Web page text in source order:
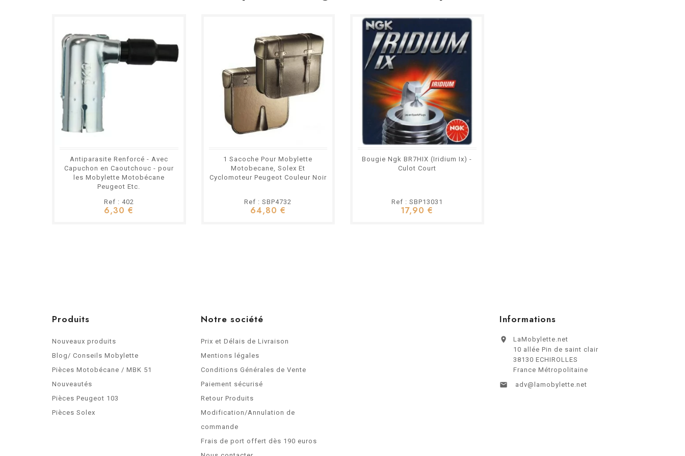
Antiparasite Renforcé - Avec
Capuchon en Caoutchouc - pour
les Mobylette Motobécane
Peugeot Etc.
Ref : 402
6,30 €
1 Sacoche Pour Mobylette
Motobecane, Solex Et
Cyclomoteur Peugeot Couleur Noir
Ref : SBP4732
64,80 €
Bougie Ngk BR7HIX (Iridium Ix) -
Culot Court
Ref : SBP13031
17,90 €
Produits
Nouveaux produits
Blog/ Conseils Mobylette
Pièces Motobécane / MBK 51
Nouveautés
Pièces Peugeot 103
Pièces Solex
Notre société
Prix et Délais de Livraison
Mentions légales
Conditions Générales de Vente
Paiement sécurisé
Retour Produits
Modification/Annulation de
commande
Frais de port offert dès 190 euros
Informations

LaMobylette.net
10 allée Pin de saint clair
38130 ECHIROLLES
France Métropolitaine
 adv@lamobylette.net